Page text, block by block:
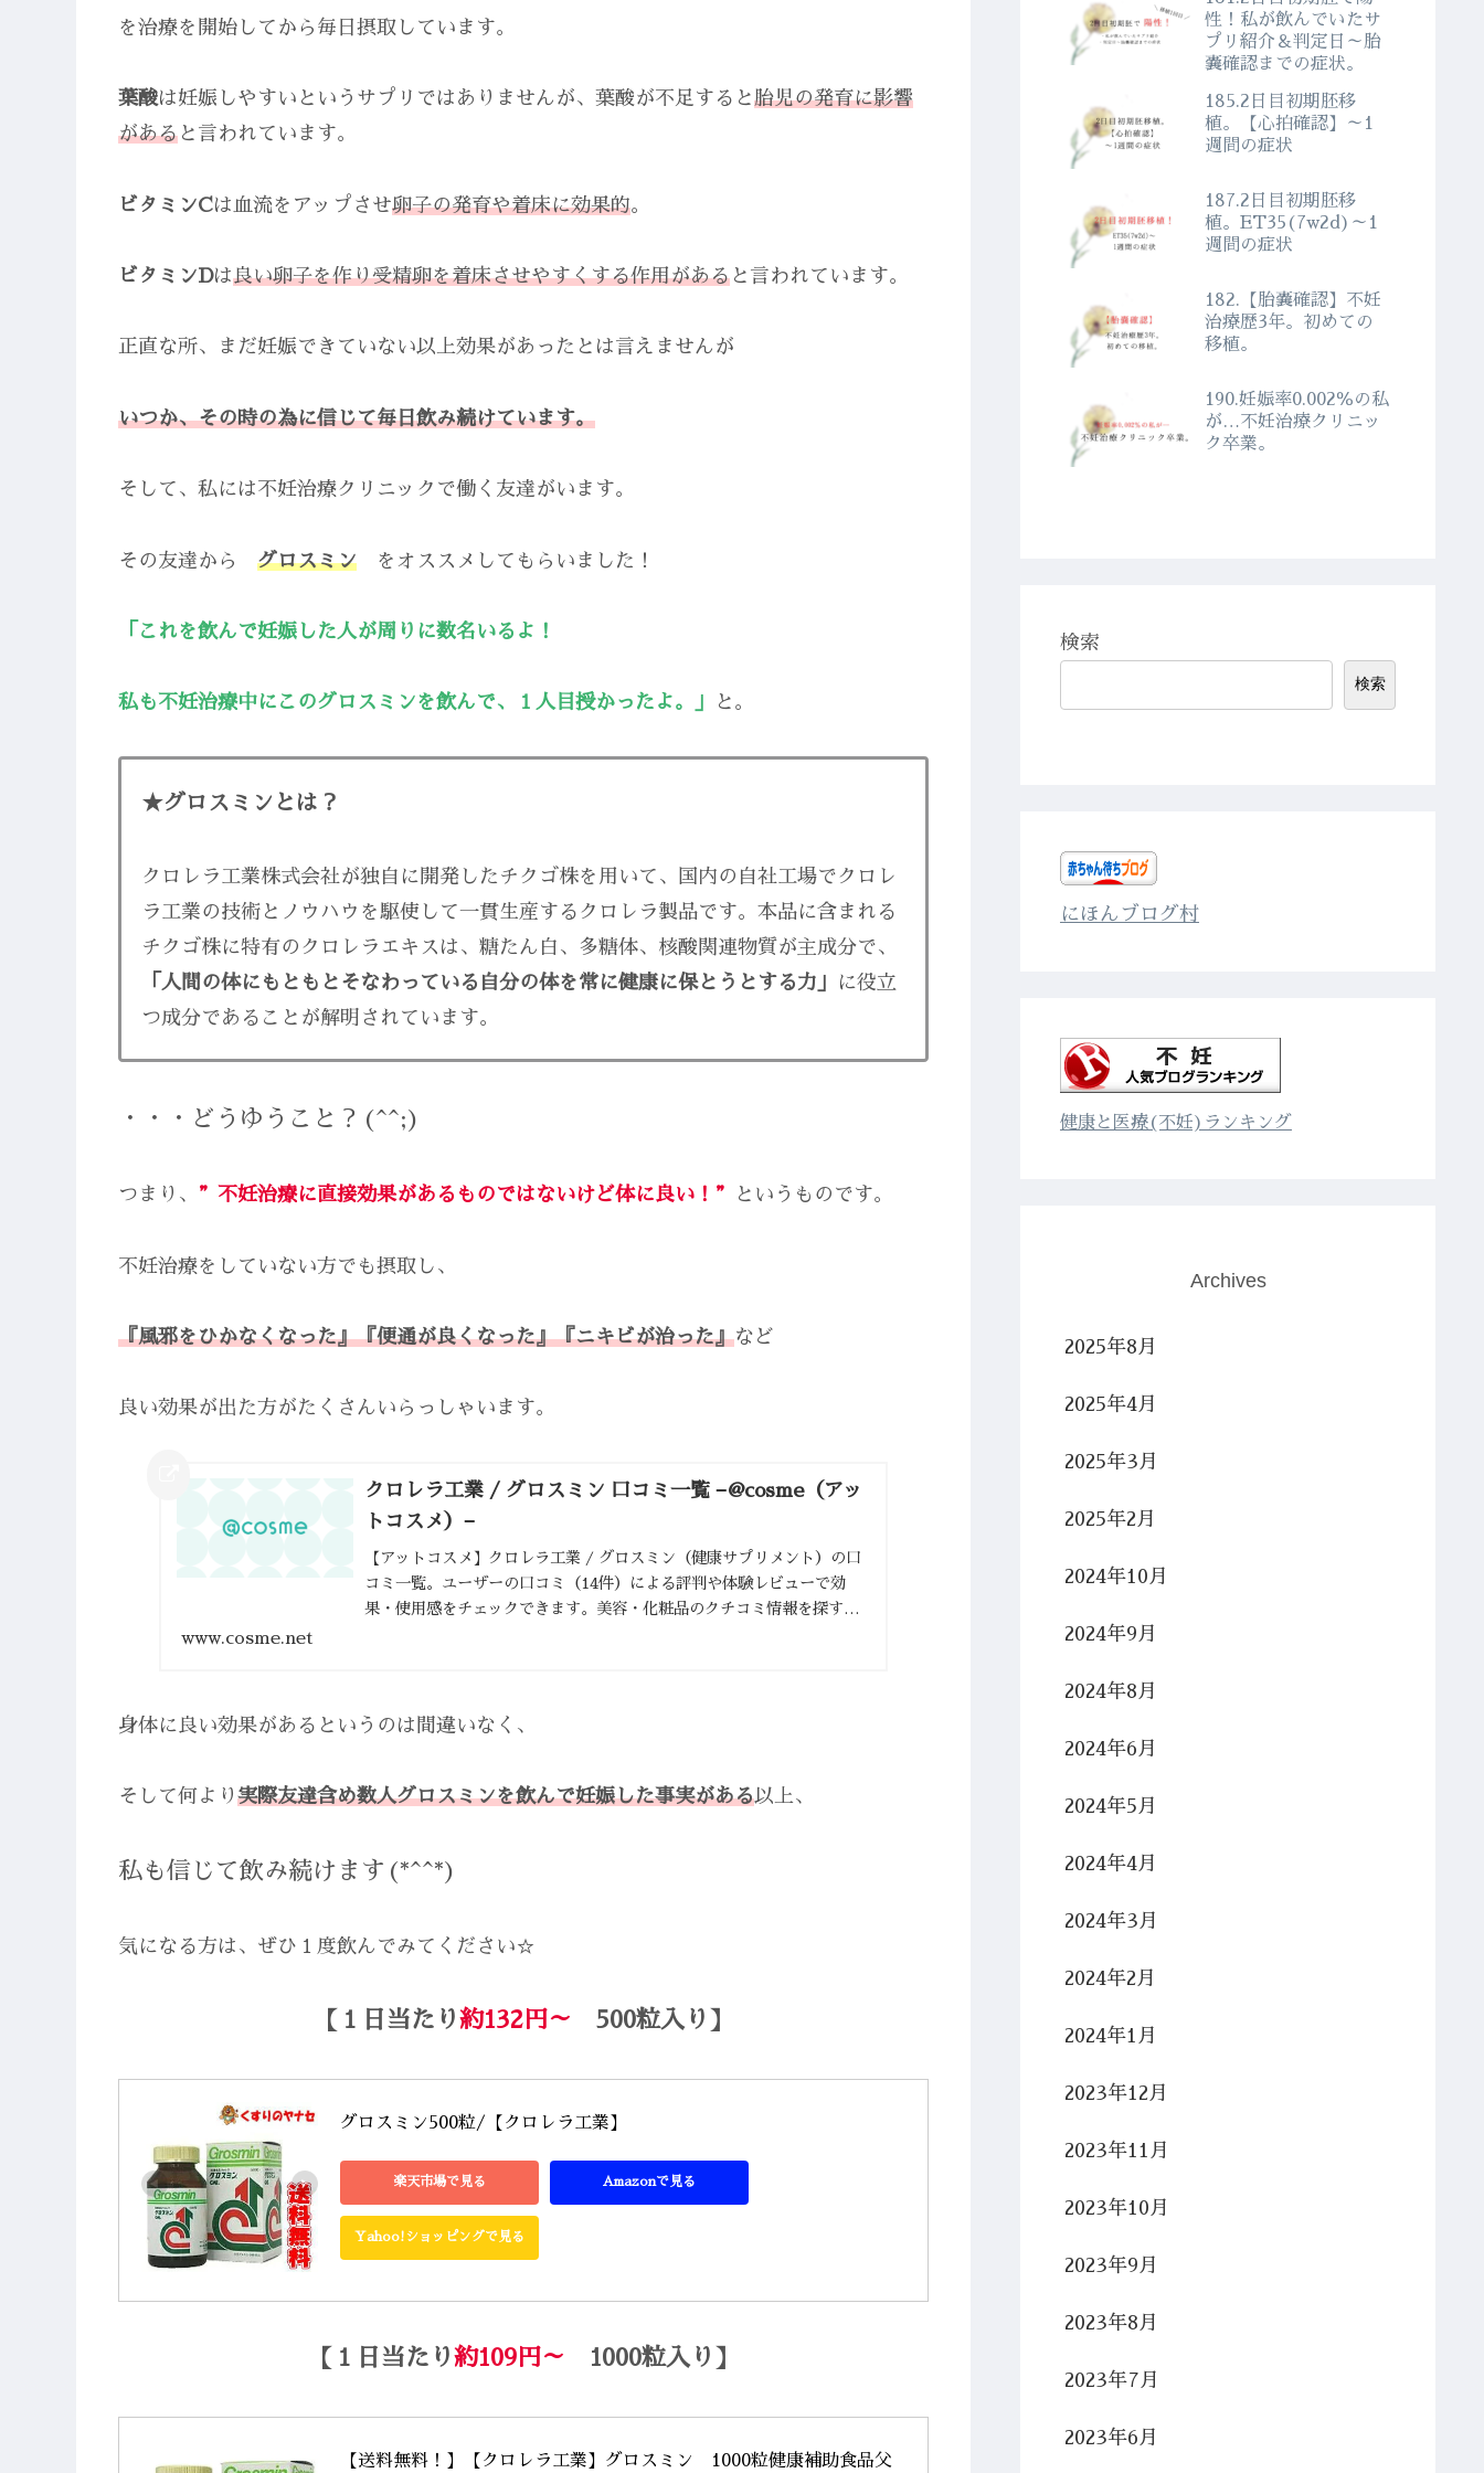
を治療を開始してから毎日摂取しています。
葉酸は妊娠しやすいというサプリではありませんが、葉酸が不足すると胎児の発育に影響
がある と言われています。
ビタミンCは血流をアップさせ卵子の発育や着床に効果的。
ビタミンDは良い卵子を作り受精卵を着床させやすくする作用がある と言われています。
正直な所、まだ妊娠できていない以上効果があったとは言えませんが
いつか、その時の為に信じて毎日飲み続けています。
そして、私には不妊治療クリニックで働く友達がいます。
その友達から グロスミン をオススメしてもらいました！
「これを飲んで妊娠した人が周りに数名いるよ！
私も不妊治療中にこのグロスミンを飲んで、１人目授かったよ。」 と。
★グロスミンとは？
クロレラ工業株式会社が独自に開発したチクゴ株を用いて、国内の自社工場でクロレ
ラ工業の技術とノウハウを駆使して一貫生産するクロレラ製品です。本品に含まれる
チクゴ株に特有のクロレラエキスは、糖たん白、多糖体、核酸関連物質が主成分で、
「人間の体にもともとそなわっている自分の体を常に健康に保とうとする力」
に役立
つ成分であることが解明されています。
・・・どうゆうこと ？(^^;)
つまり、 ”不妊治療に直接効果があるものではないけど体に良い！” というものです。
不妊治療をしていない方でも摂取し、
『風邪をひかなくなった』『便通が良くなった』『ニキビが治った』など
良い効果が出た方がたくさんいらっしゃいます。
クロレラ工業 / グロスミン 口コミ一覧 −@cosme（アッ
トコスメ）−
【アットコスメ】クロレラ工業 / グロスミン（健康サプリメント）の口
コミ一覧。ユーザーの口コミ（14件）による評判や体験レビューで効
果・使用感をチェックできます。美容・化粧品のクチコミ情報を探すな
www.cosme.net
身体に良い効果があるというのは間違いなく、
そして何より 実際友達含め数人グロスミンを飲んで妊娠した事実がある以上、
私も信じて飲み続けます(*^^*)
気になる方は、ぜひ１度飲んでみてください☆
【１日当たり約132円～ 500粒入り】
グロスミン500粒/【クロレラ工業】
楽天市場で見る Amazonで見る
Yahoo!ショッピングで見る
【１日当たり約109円～ 1000粒入り】
【送料無料！】【クロレラ工業】グロスミン　1000粒健康補助食品父
性！私が飲んでいたサ
プリ紹介＆判定日～胎
嚢確認までの症状。
185.2日目初期胚移
植。【心拍確認】～1
週間の症状
187.2日目初期胚移
植。ET35(7w2d)～1
週間の症状
182.【胎嚢確認】不妊
治療歴3年。初めての
移植。
190.妊娠率0.002％の私
が…不妊治療クリニッ
ク卒業。
検索
検索
にほんブログ村
健康と医療(不妊)ランキング
Archives
2025年8月
2025年4月
2025年3月
2025年2月
2024年10月
2024年9月
2024年8月
2024年6月
2024年5月
2024年4月
2024年3月
2024年2月
2024年1月
2023年12月
2023年11月
2023年10月
2023年9月
2023年8月
2023年7月
2023年6月